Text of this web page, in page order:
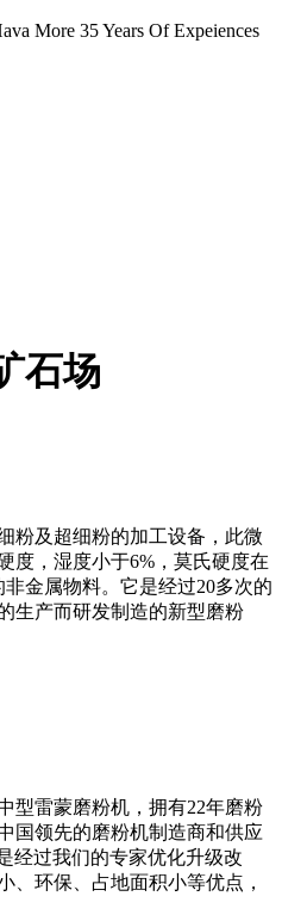
More 35 Years Of Expeiences
石场
粉及超细粉的加工设备，此微
度，湿度小于6%，莫氏硬度在
金属物料。它是经过20多次的
生产而研发制造的新型磨粉
型雷蒙磨粉机，拥有22年磨粉
国领先的磨粉机制造商和供应
经过我们的专家优化升级改
、环保、占地面积小等优点，